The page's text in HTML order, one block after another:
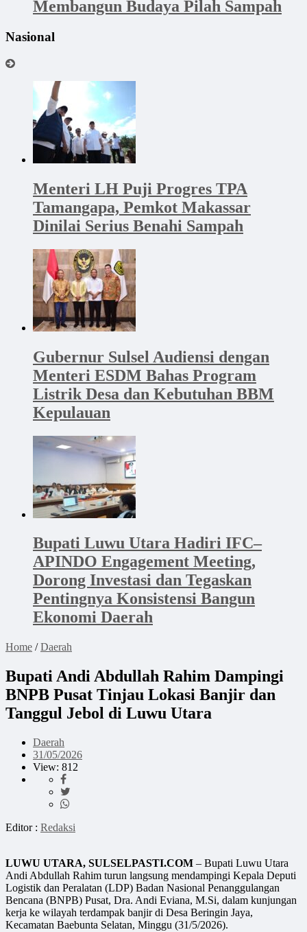
Membangun Budaya Pilah Sampah
Nasional
Menteri LH Puji Progres TPA
Tamangapa, Pemkot Makassar
Dinilai Serius Benahi Sampah
Gubernur Sulsel Audiensi dengan
Menteri ESDM Bahas Program
Listrik Desa dan Kebutuhan BBM
Kepulauan
Bupati Luwu Utara Hadiri IFC–
APINDO Engagement Meeting,
Dorong Investasi dan Tegaskan
Pentingnya Konsistensi Bangun
Ekonomi Daerah
Home /Daerah
Bupati Andi Abdullah Rahim Dampingi
BNPB Pusat Tinjau Lokasi Banjir dan
Tanggul Jebol di Luwu Utara
Daerah
31/05/2026
View: 812
Editor : Redaksi
LUWU UTARA, SULSELPASTI.COM – Bupati Luwu Utara
Andi Abdullah Rahim turun langsung mendampingi Kepala Deputi
Logistik dan Peralatan (LDP) Badan Nasional Penanggulangan
Bencana (BNPB) Pusat, Dra. Andi Eviana, M.Si, dalam kunjungan
kerja ke wilayah terdampak banjir di Desa Beringin Jaya,
Kecamatan Baebunta Selatan, Minggu (31/5/2026).